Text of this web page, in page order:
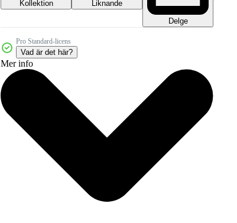
Kollektion
Liknande
Delge
Pro Standard-licens
Vad är det här?
Mer info